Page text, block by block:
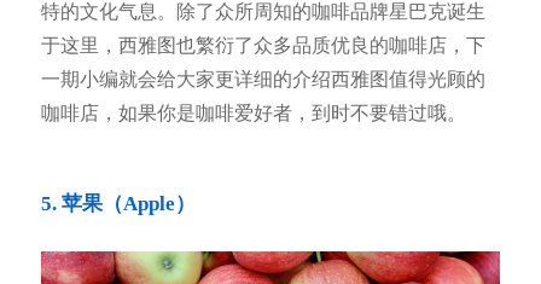
特的文化气息。除了众所周知的咖啡品牌星巴克诞生
于这里，西雅图也繁衍了众多品质优良的咖啡店，下
一期小编就会给大家更详细的介绍西雅图值得光顾的
咖啡店，如果你是咖啡爱好者，到时不要错过哦。
5. 苹果（Apple）